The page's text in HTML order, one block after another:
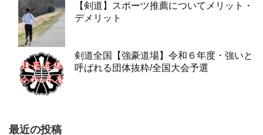
【剣道】スポーツ推薦についてメリット・
デメリット
剣道全国【強豪道場】令和６年度・強いと
呼ばれる団体抜粋/全国大会予選
最近の投稿